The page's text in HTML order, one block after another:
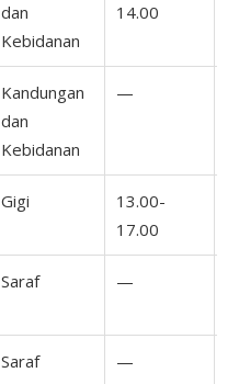
dan
Kebidanan
14.00
Kandungan
dan
Kebidanan
—
Gigi
13.00-
17.00
Saraf —
Saraf —